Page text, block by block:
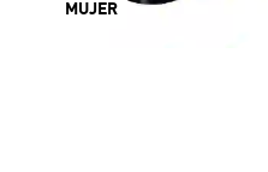
MUJER